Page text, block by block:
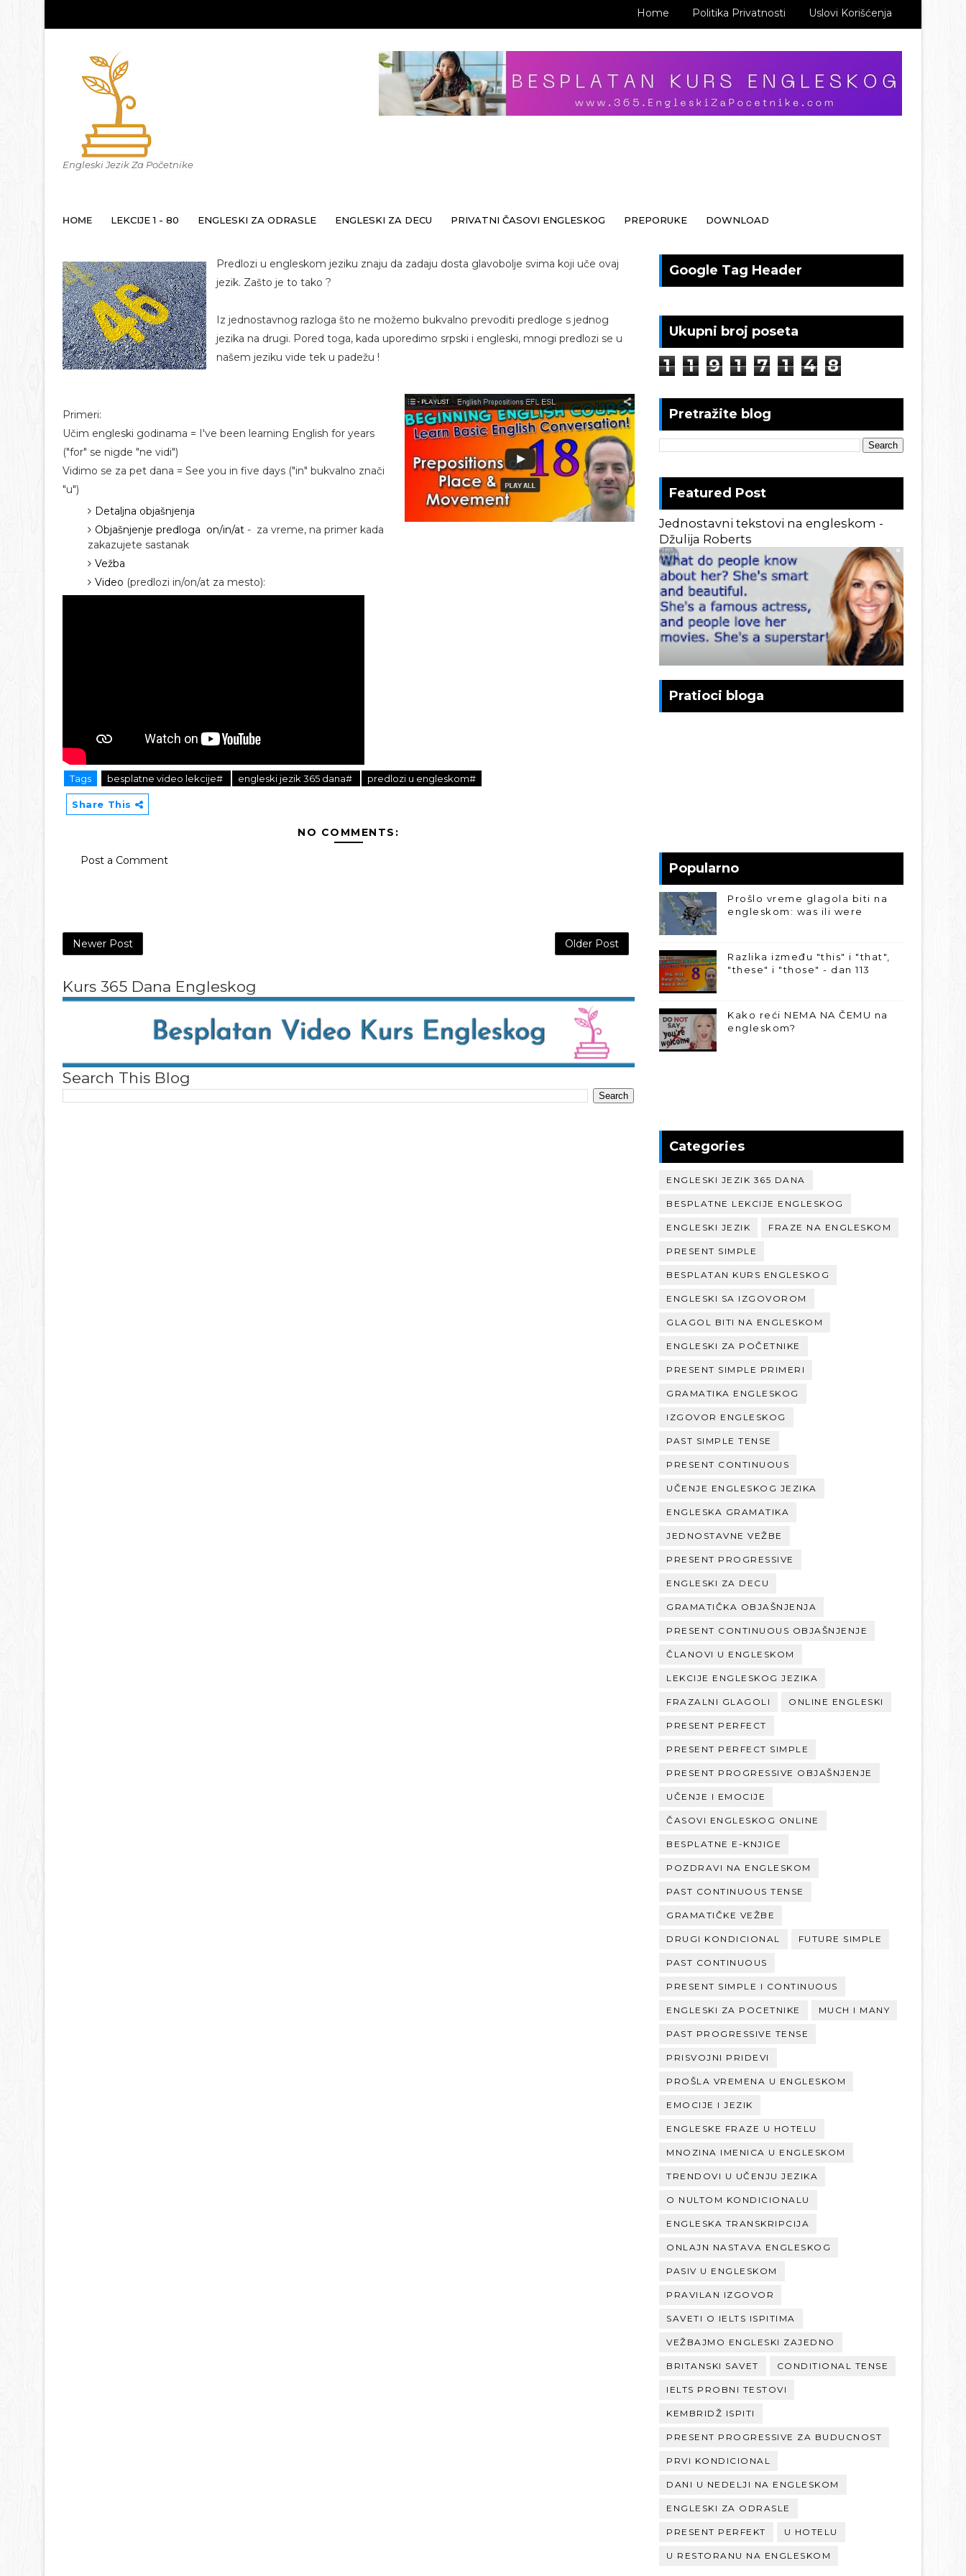
Home Politika Privatnosti Uslovi Korišćenja
Engleski Jezik Za Početnike
HOME LEKCIJE 1 - 80 ENGLESKI ZA ODRASLE ENGLESKI ZA DECU PRIVATNI ČASOVI ENGLESKOG PREPORUKE DOWNLOAD
Predlozi u engleskom jeziku znaju da zadaju dosta glavobolje svima koji uče ovaj
jezik. Zašto je to tako ?
Iz jednostavnog razloga što ne možemo bukvalno prevoditi predloge s jednog
jezika na drugi. Pored toga, kada uporedimo srpski i engleski, mnogi predlozi se u
našem jeziku vide tek u padežu !
Primeri:
Učim engleski godinama = I've been learning English for years
("for" se nigde "ne vidi")
Vidimo se za pet dana = See you in five days ("in" bukvalno znači
"u")
Detaljna objašnjenja
Objašnjenje predloga on/in/at - za vreme, na primer kada
zakazujete sastanak
Vežba
Video (predlozi in/on/at za mesto):
Tags besplatne video lekcije# engleski jezik 365 dana# predlozi u engleskom#
Share This
NO COMMENTS:
Post a Comment
Newer Post Older Post
Kurs 365 Dana Engleskog
Search This Blog
Google Tag Header
Ukupni broj poseta
1 1 9 1 7 1 4 8
Pretražite blog
Featured Post
Jednostavni tekstovi na engleskom -
Džulija Roberts
Pratioci bloga
Popularno
Prošlo vreme glagola biti na
engleskom: was ili were
Razlika između "this" i "that",
"these" i "those" - dan 113
Kako reći NEMA NA ČEMU na
engleskom?
Categories
ENGLESKI JEZIK 365 DANA
BESPLATNE LEKCIJE ENGLESKOG
ENGLESKI JEZIK FRAZE NA ENGLESKOM
PRESENT SIMPLE
BESPLATAN KURS ENGLESKOG
ENGLESKI SA IZGOVOROM
GLAGOL BITI NA ENGLESKOM
ENGLESKI ZA POČETNIKE
PRESENT SIMPLE PRIMERI
GRAMATIKA ENGLESKOG
IZGOVOR ENGLESKOG
PAST SIMPLE TENSE
PRESENT CONTINUOUS
UČENJE ENGLESKOG JEZIKA
ENGLESKA GRAMATIKA
JEDNOSTAVNE VEŽBE
PRESENT PROGRESSIVE
ENGLESKI ZA DECU
GRAMATIČKA OBJAŠNJENJA
PRESENT CONTINUOUS OBJAŠNJENJE
ČLANOVI U ENGLESKOM
LEKCIJE ENGLESKOG JEZIKA
FRAZALNI GLAGOLI ONLINE ENGLESKI
PRESENT PERFECT
PRESENT PERFECT SIMPLE
PRESENT PROGRESSIVE OBJAŠNJENJE
UČENJE I EMOCIJE
ČASOVI ENGLESKOG ONLINE
BESPLATNE E-KNJIGE
POZDRAVI NA ENGLESKOM
PAST CONTINUOUS TENSE
GRAMATIČKE VEŽBE
DRUGI KONDICIONAL FUTURE SIMPLE
PAST CONTINUOUS
PRESENT SIMPLE I CONTINUOUS
ENGLESKI ZA POCETNIKE MUCH I MANY
PAST PROGRESSIVE TENSE
PRISVOJNI PRIDEVI
PROŠLA VREMENA U ENGLESKOM
EMOCIJE I JEZIK
ENGLESKE FRAZE U HOTELU
MNOZINA IMENICA U ENGLESKOM
TRENDOVI U UČENJU JEZIKA
O NULTOM KONDICIONALU
ENGLESKA TRANSKRIPCIJA
ONLAJN NASTAVA ENGLESKOG
PASIV U ENGLESKOM
PRAVILAN IZGOVOR
SAVETI O IELTS ISPITIMA
VEŽBAJMO ENGLESKI ZAJEDNO
BRITANSKI SAVET CONDITIONAL TENSE
IELTS PROBNI TESTOVI
KEMBRIDŽ ISPITI
PRESENT PROGRESSIVE ZA BUDUCNOST
PRVI KONDICIONAL
DANI U NEDELJI NA ENGLESKOM
ENGLESKI ZA ODRASLE
PRESENT PERFEKT U HOTELU
U RESTORANU NA ENGLESKOM